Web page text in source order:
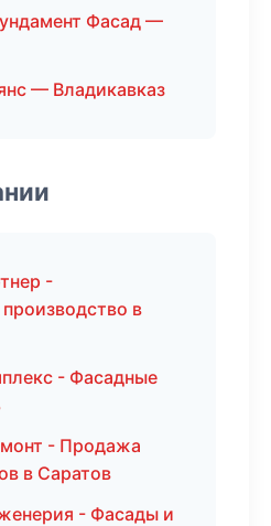
Фасад —
— Владикавказ
-
в
- Фасадные
- Продажа
в Саратов
- Фасады и